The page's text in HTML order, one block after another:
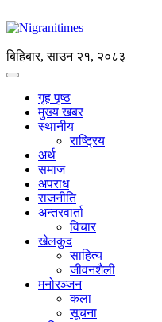
बिहिबार, साउन २१, २०८३
गृह पृष्ठ
मुख्य खबर
स्थानीय
राष्ट्रिय
अर्थ
समाज
अपराध
राजनीति
अन्तरवार्ता
विचार
खेलकुद
साहित्य
जीवनशैली
मनोरञ्जन
कला
सूचना